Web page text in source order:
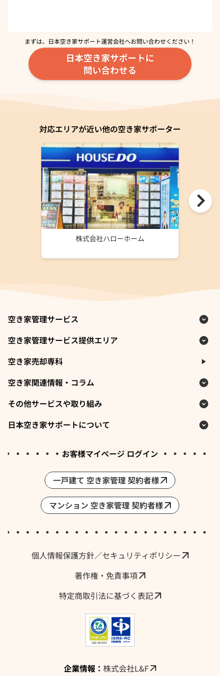
まずは、日本空き家サポート運営会社へお問い合わせください！
日本空き家サポートに
問い合わせる
対応エリアが近い他の空き家サポーター
株式会社ハローホーム
空き家管理サービス
空き家管理サービス提供エリア
空き家売却専科
空き家関連情報・コラム
その他サービスや取り組み
日本空き家サポートについて
採用情報・求人
お客様マイページ ログイン
一戸建て 空き家管理 契約者様
マンション 空き家管理 契約者様
個人情報保護方針／セキュリティポリシー
著作権・免責事項
特定商取引法に基づく表記
企業情報： 株式会社L&F